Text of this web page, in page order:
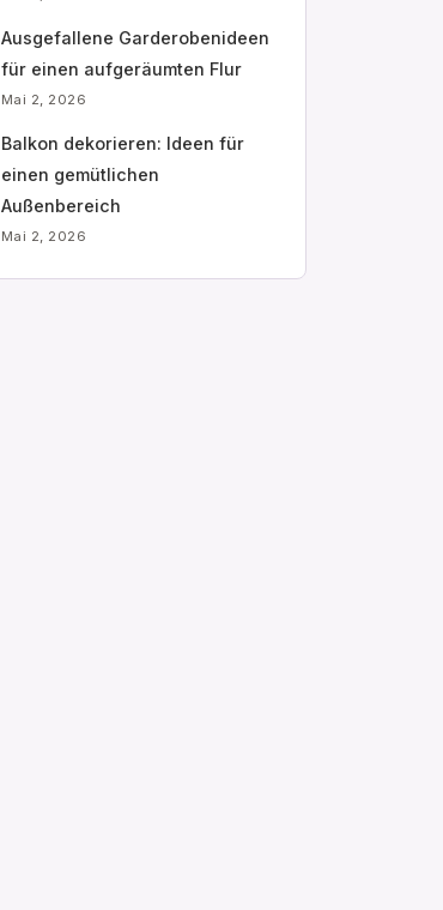
Ausgefallene Garderobenideen
für einen aufgeräumten Flur
Mai 2, 2026
Balkon dekorieren: Ideen für
einen gemütlichen
Außenbereich
Mai 2, 2026